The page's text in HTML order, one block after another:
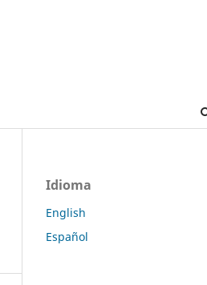
Idioma
English
Español